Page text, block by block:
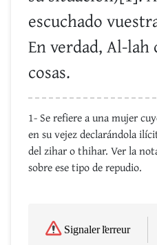
escuchado
En verdad, Al-lah
cosas.
1- Se refiere a una mujer
en su vejez declarándola
del zihar o thihar. Ver la
sobre ese tipo de repudio.
Signaler l'erreur